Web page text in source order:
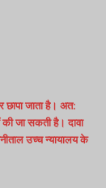
जाता है। अत:
जा सकती है। दावा
उच्च न्यायालय के